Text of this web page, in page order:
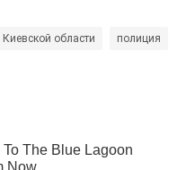
области полиция